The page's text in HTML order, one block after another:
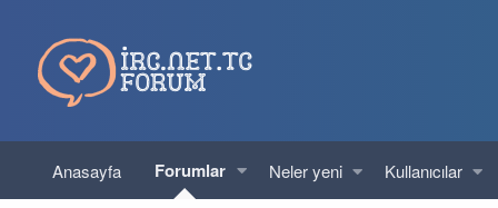
Anasayfa Forumlar Neler yeni Kullanıcılar